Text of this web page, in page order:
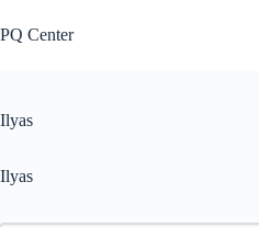
PQ Center
Ilyas
Ilyas